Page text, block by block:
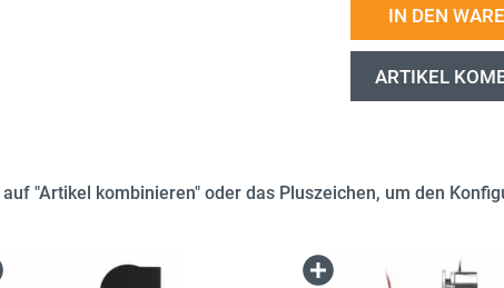
IN DEN
ARTIKEL
"Artikel kombinieren" oder das Pluszeichen, um den